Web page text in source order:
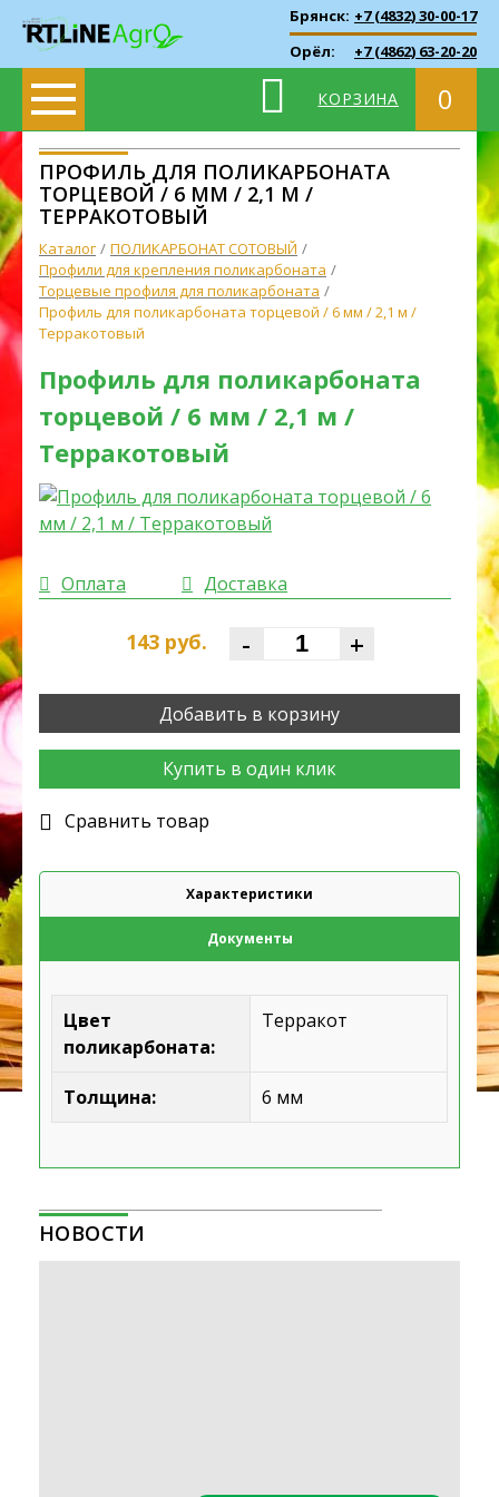
Брянск: +7 (4832) 30-00-17
Орёл:
+7 (4862) 63-20-20
КОРЗИНА 0
НОВОСТИ
ПРОФИЛЬ ДЛЯ ПОЛИКАРБОНАТА
ТОРЦЕВОЙ / 6 ММ / 2,1 М /
ТЕРРАКОТОВЫЙ
Каталог
ПОЛИКАРБОНАТ СОТОВЫЙ
Профили для крепления поликарбоната
Торцевые профиля для поликарбоната
Профиль для поликарбоната торцевой / 6 мм / 2,1 м /
Терракотовый
Профиль для поликарбоната
торцевой / 6 мм / 2,1 м /
Терракотовый
Оплата Доставка
143руб. - +
Добавить в корзину
Купить в один клик
Cравнить товар
Характеристики
Документы
Цвет
поликарбоната:
Терракот
Толщина: 6 мм